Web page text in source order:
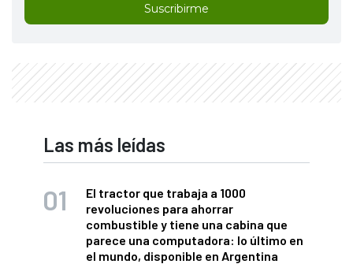
Suscribirme
Las más leídas
El tractor que trabaja a 1000
revoluciones para ahorrar
combustible y tiene una cabina que
parece una computadora: lo último en
el mundo, disponible en Argentina